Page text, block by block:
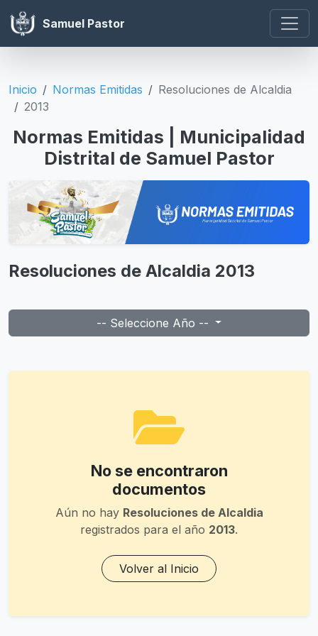
Samuel Pastor
Inicio Normas Emitidas
Resoluciones de Alcaldia
2013
Normas Emitidas | Municipalidad
Distrital de Samuel Pastor
Resoluciones de Alcaldia 2013
-- Seleccione Año --
No se encontraron
documentos
Aún no hay Resoluciones de Alcaldia
registrados para el año 2013.
Volver al Inicio